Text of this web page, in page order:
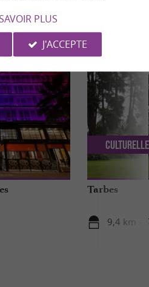
POUR VOUS
Tarbes
9,4 km -
Culturelle
PLUS
J'ACCEPTE